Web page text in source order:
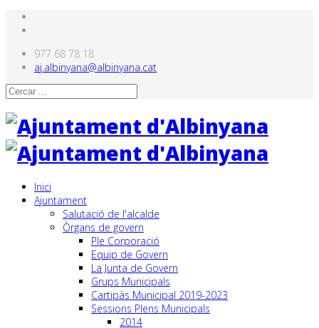
977 68 78 18
aj.albinyana@albinyana.cat
Inici
Ajuntament
Salutació de l'alcalde
Òrgans de govern
Ple Corporació
Equip de Govern
La Junta de Govern
Grups Municipals
Cartipàs Municipal 2019-2023
Sessions Plens Municipals
2014